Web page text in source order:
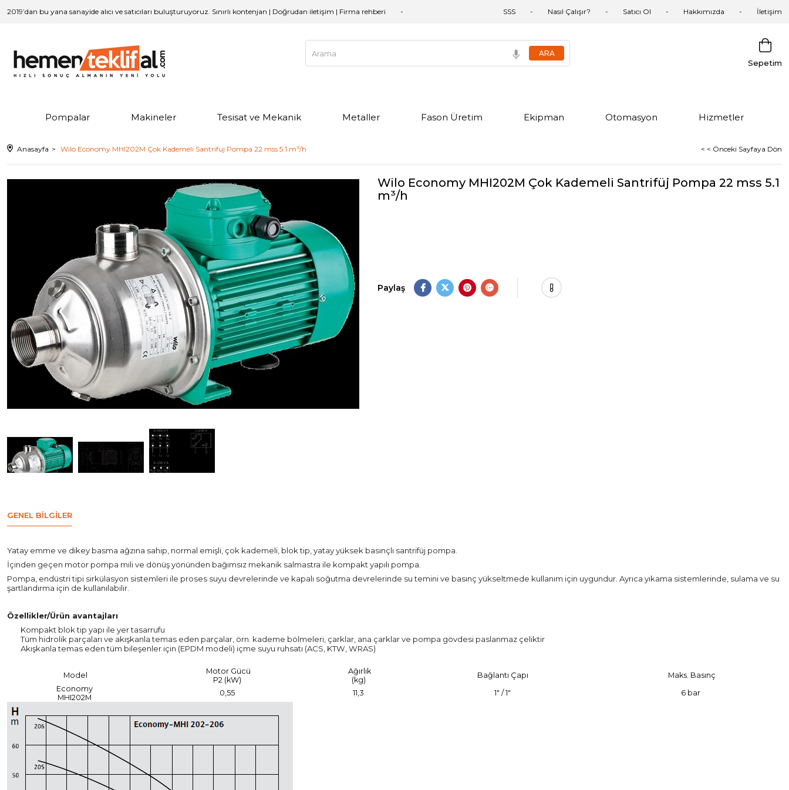
2019’dan bu yana sanayide alıcı ve satıcıları buluşturuyoruz. Sınırlı kontenjan | Doğrudan iletişim | Firma rehberi SSS Nasıl Çalışır? Satıcı Ol Hakkımızda İletişim
Sepetim
Pompalar Makineler Tesisat ve Mekanik Metaller Fason Üretim Ekipman Otomasyon Hizmetler
Anasayfa Wilo Economy MHI202M Çok Kademeli Santrifüj Pompa 22 mss 5.1 m³/h < < Önceki Sayfaya Dön
Wilo Economy MHI202M Çok Kademeli Santrifüj Pompa 22 mss 5.1
m³/h
Paylaş
GENEL BILGILER
Yatay emme ve dikey basma ağzına sahip, normal emişli, çok kademeli, blok tip, yatay yüksek basınçlı santrifüj pompa.
İçinden geçen motor pompa mili ve dönüş yönünden bağımsız mekanik salmastra ile kompakt yapılı pompa.
Pompa, endüstri tipi sirkülasyon sistemleri ile proses suyu devrelerinde ve kapalı soğutma devrelerinde su temini ve basınç yükseltmede kullanım için uygundur. Ayrıca yıkama sistemlerinde, sulama ve su
şartlandırma için de kullanılabilir.
Özellikler/Ürün avantajları
Kompakt blok tip yapı ile yer tasarrufu
Tüm hidrolik parçaları ve akışkanla temas eden parçalar, örn. kademe bölmeleri, çarklar, ana çarklar ve pompa gövdesi paslanmaz çeliktir
Akışkanla temas eden tüm bileşenler için (EPDM modeli) içme suyu ruhsatı (ACS, KTW, WRAS)
Model
Motor Gücü
P2 (kW)
Ağırlık
(kg)
Bağlantı Çapı
Maks. Basınç
Economy
MHI202M
0,55 11,3 1" / 1" 6 bar